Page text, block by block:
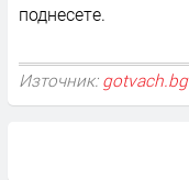
поднесете.
Източник: gotvach.bg